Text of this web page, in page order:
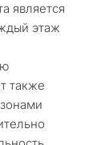
является
этаж
такжекакой
целью